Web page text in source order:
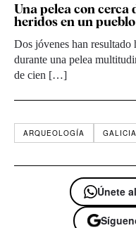
Una pelea con cerca
heridos en un
Dos jóvenes han resultado
durante una pelea
de cien […]
ARQUEOLOGÍA GALICIA
Únete